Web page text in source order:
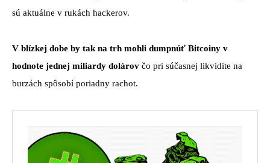
sú aktuálne v rukách hackerov.
V blízkej dobe by tak na trh mohli dumpnúť Bitcoiny v
hodnote jednej miliardy dolárov čo pri súčasnej likvidite na
burzách spôsobí poriadny rachot.